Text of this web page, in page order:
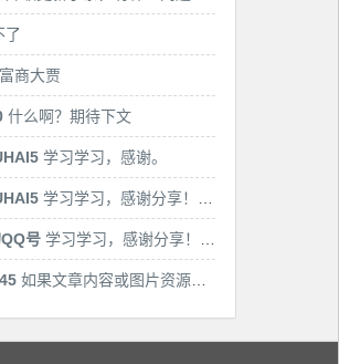
了
商大贾
什么啊？期待下文
学习学习，感谢。
学习学习，感谢分享！！！
号学习学习，感谢分享！！！
如果文章内容或图片资源失效，请留言反馈，我